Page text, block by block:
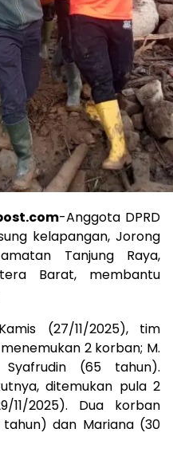
-Anggota DPRD
kelapangan, Jorong
Tanjung Raya,
Barat, membantu
(27/11/2025), tim
2 korban; M.
(65 tahun).
ditemukan pula 2
11/2025). Dua korban
dan Mariana (30